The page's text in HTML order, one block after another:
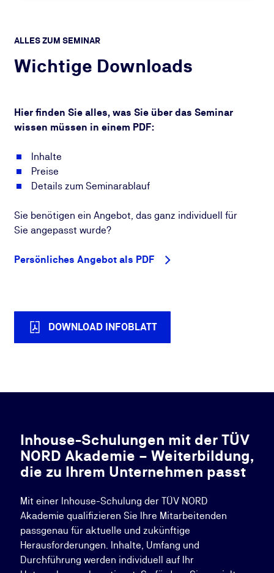
ALLES ZUM SEMINAR
Wichtige Downloads
Hier finden Sie alles, was Sie über das Seminar
wissen müssen in einem PDF:
Inhalte
Preise
Details zum Seminarablauf
Sie benötigen ein Angebot, das ganz individuell für
Sie angepasst wurde?
Persönliches Angebot als PDF
DOWNLOAD INFOBLATT
Inhouse-Schulungen mit der TÜV
NORD Akademie – Weiterbildung,
die zu Ihrem Unternehmen passt
Mit einer Inhouse-Schulung der TÜV NORD
Akademie qualifizieren Sie Ihre Mitarbeitenden
passgenau für aktuelle und zukünftige
Herausforderungen. Inhalte, Umfang und
Durchführung werden individuell auf Ihr